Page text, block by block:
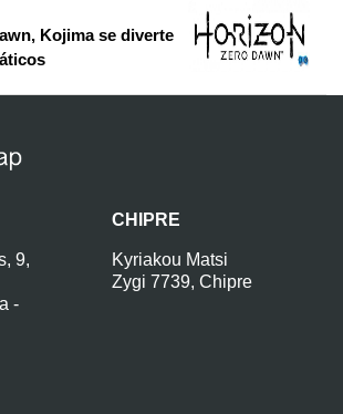
Kojima se diverte
9,
-
CHIPRE
Kyriakou Matsi
Zygi 7739, Chipre